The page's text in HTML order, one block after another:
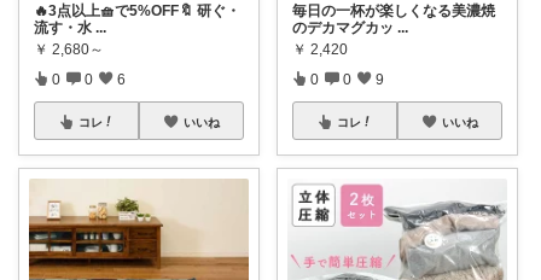
🔥3点以上🧺で5%OFF🔖 研ぐ・
流す・水 ...
￥ 2,680～
0 0 6
コレ いいね
毎日の一杯が楽しくなる美濃焼
のデカマグカッ ...
￥ 2,420
0 0 9
コレ いいね